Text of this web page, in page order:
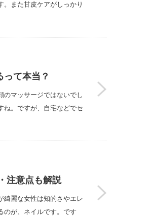
。また甘皮ケアがしっかり
て本当？
のマッサージではないでし
ね。ですが、自宅などでセ
注意点も解説
綺麗な女性は知的さやエレ
のが、ネイルです。です